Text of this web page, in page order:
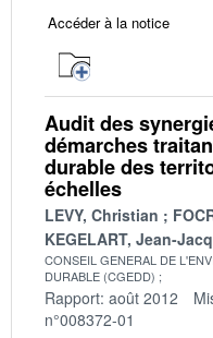
Accéder à la notice
Audit des
démarches
durable des
échelles
LEVY, Christian
KEGELART, Jean-
CONSEIL GENERAL DE
DURABLE (CGEDD)
Rapport: août 2012
n°008372-01